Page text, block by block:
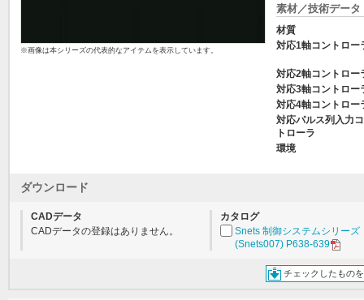
※画像は本シリーズの代表的なアイテムを表示しています。
素材／技術データ
材質
対応1軸コントロー
対応2軸コントロー
対応3軸コントロー
対応4軸コントロー
対応パルス列入力
トローラ
環境
ダウンロード
CADデータ
CADデータの登録はありません。
カタログ
Snets 制御システムシリーズ
(Snets007) P638-639
チェックしたもの